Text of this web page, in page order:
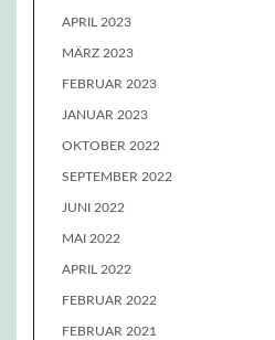
APRIL 2023
MÄRZ 2023
FEBRUAR 2023
JANUAR 2023
OKTOBER 2022
SEPTEMBER 2022
JUNI 2022
MAI 2022
APRIL 2022
FEBRUAR 2022
FEBRUAR 2021